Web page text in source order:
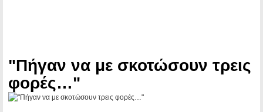
"Πήγαν να με σκοτώσουν τρεις
φορές…"